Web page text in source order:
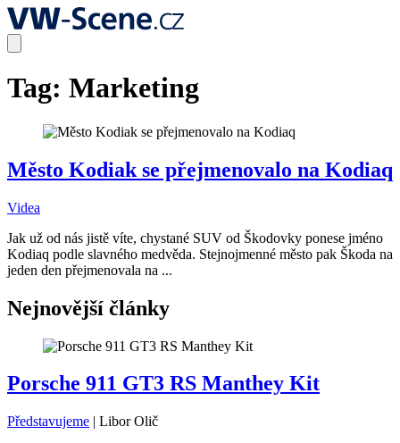
Tag: Marketing
Město Kodiak se přejmenovalo na Kodiaq
Videa
Jak už od nás jistě víte, chystané SUV od Škodovky ponese jméno
Kodiaq podle slavného medvěda. Stejnojmenné město pak Škoda na
jeden den přejmenovala na ...
Nejnovější články
Porsche 911 GT3 RS Manthey Kit
Představujeme | Libor Olič